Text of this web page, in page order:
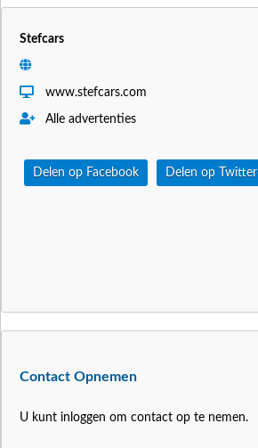
Stefcars
www.stefcars.com
Alle advertenties
Delen op Facebook Delen op Twitter
Contact Opnemen
U kunt inloggen om contact op te nemen.